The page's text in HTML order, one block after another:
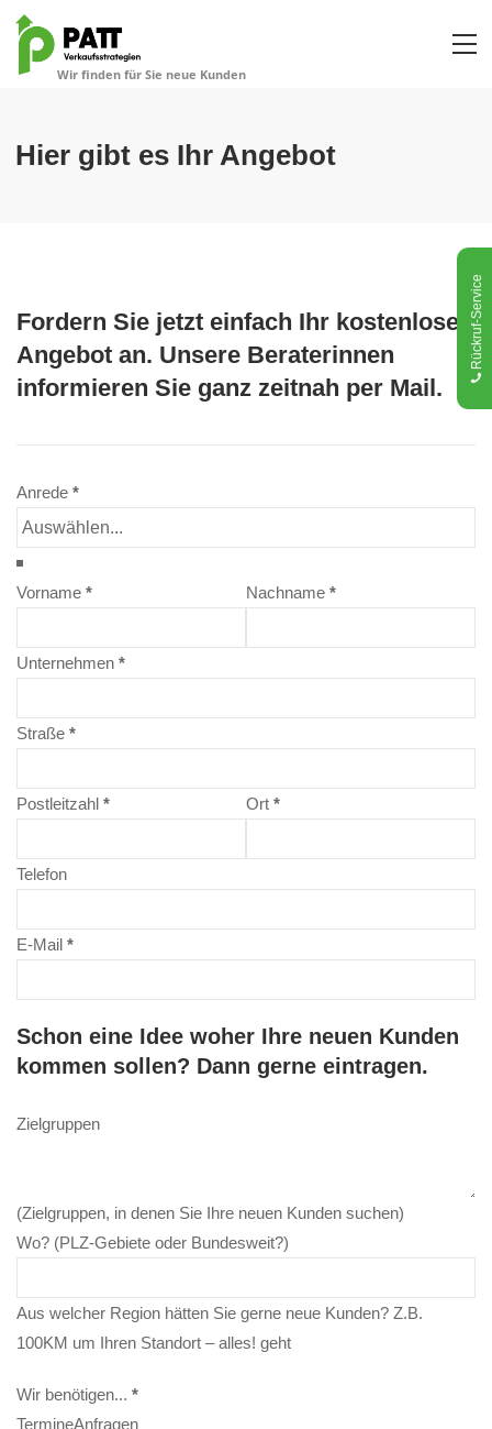
Hier gibt es Ihr Angebot
Fordern Sie jetzt einfach Ihr kostenloses
Angebot an. Unsere Beraterinnen
informieren Sie ganz zeitnah per Mail.
Anrede *
Vorname * Nachname *
Unternehmen *
Straße *
Postleitzahl * Ort *
Telefon
E-Mail *
Schon eine Idee woher Ihre neuen Kunden
kommen sollen? Dann gerne eintragen.
Zielgruppen
(Zielgruppen, in denen Sie Ihre neuen Kunden suchen)
Wo? (PLZ-Gebiete oder Bundesweit?)
Aus welcher Region hätten Sie gerne neue Kunden? Z.B.
100KM um Ihren Standort – alles! geht
Wir benötigen... *
TermineAnfragen
Rückruf-Service